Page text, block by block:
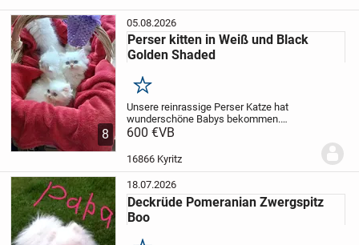
8
05.08.2026
Perser kitten in Weiß und Black
Golden Shaded
Merken
Unsere reinrassige Perser Katze hat
wunderschöne Babys bekommen.
Mädchens und Jungs.
Untersuchungen für Blutgruppe und
Zum...
600 €VB
16866 Kyritz
18.07.2026
Deckrüde Pomeranian Zwergspitz
Boo